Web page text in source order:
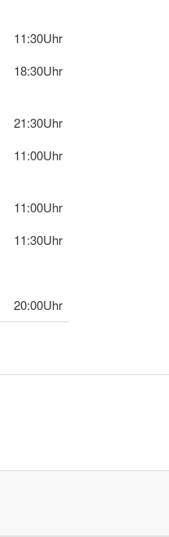
11:30Uhr
18:30Uhr
21:30Uhr
11:00Uhr
11:00Uhr
11:30Uhr
20:00Uhr